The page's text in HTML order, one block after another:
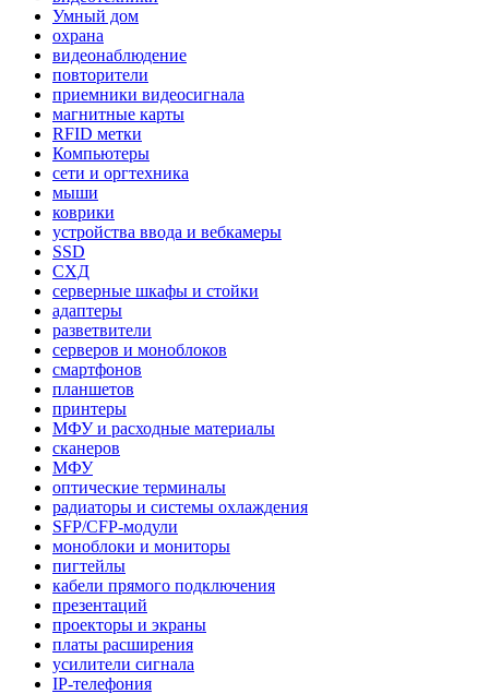
Умный дом
охрана
видеонаблюдение
повторители
приемники видеосигнала
магнитные карты
RFID метки
Компьютеры
сети и оргтехника
мыши
коврики
устройства ввода и вебкамеры
SSD
СХД
серверные шкафы и стойки
адаптеры
разветвители
серверов и моноблоков
смартфонов
планшетов
принтеры
МФУ и расходные материалы
сканеров
МФУ
оптические терминалы
радиаторы и системы охлаждения
SFP/CFP-модули
моноблоки и мониторы
пигтейлы
кабели прямого подключения
презентаций
проекторы и экраны
платы расширения
усилители сигнала
IP-телефония